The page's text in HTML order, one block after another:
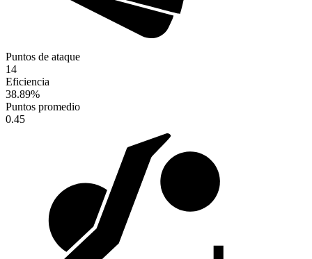
Puntos de ataque
14
Eficiencia
38.89%
Puntos promedio
0.45